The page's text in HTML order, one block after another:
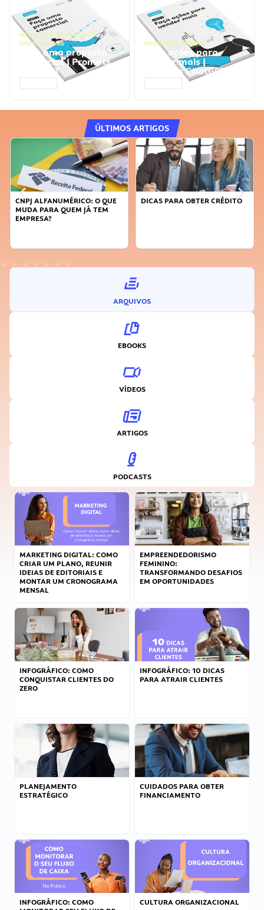
NEGÓCIOS, PROCESSOS
EMPRESARIAIS
Faça uma proposta
comercial | Prompts
ChatGPT
NEGÓCIOS, VENDAS
Faça ações para
vender mais |
Prompts ChatGPT
ÚLTIMOS ARTIGOS
DICAS PARA OBTER CRÉDITO
FAÇA A DIFERENÇA: SEJA
ARQUIVOS
EBOOKS
VÍDEOS
ARTIGOS
PODCASTS
MARKETING DIGITAL: COMO
CRIAR UM PLANO, REUNIR
IDEIAS DE EDITORIAIS E
MONTAR UM CRONOGRAMA
MENSAL
EMPREENDEDORISMO
FEMININO:
TRANSFORMANDO DESAFIOS
EM OPORTUNIDADES
INFOGRÁFICO: COMO
CONQUISTAR CLIENTES DO
ZERO
INFOGRÁFICO: 10 DICAS
PARA ATRAIR CLIENTES
PLANEJAMENTO
ESTRATÉGICO
CUIDADOS PARA OBTER
FINANCIAMENTO
INFOGRÁFICO: COMO
CULTURA ORGANIZACIONAL